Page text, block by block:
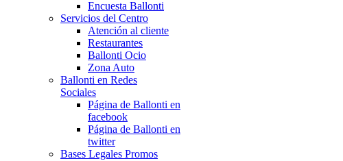
Encuesta Ballonti
Servicios del Centro
Atención al cliente
Restaurantes
Ballonti Ocio
Zona Auto
Ballonti en Redes
Sociales
Página de Ballonti en
facebook
Página de Ballonti en
twitter
Bases Legales Promos